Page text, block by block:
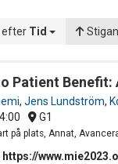
efter Tid
Patient Benefit:
, Jens Lundström,
G1
på plats, Annat,